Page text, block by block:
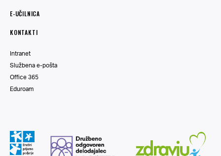
E-UČILNICA
KONTAKTI
Intranet
Službena e-pošta
Office 365
Eduroam